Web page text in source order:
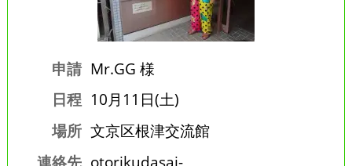
申請 Mr.GG 様
日程 10月11日(土)
場所 文京区根津交流館
連絡先 otorikudasai-